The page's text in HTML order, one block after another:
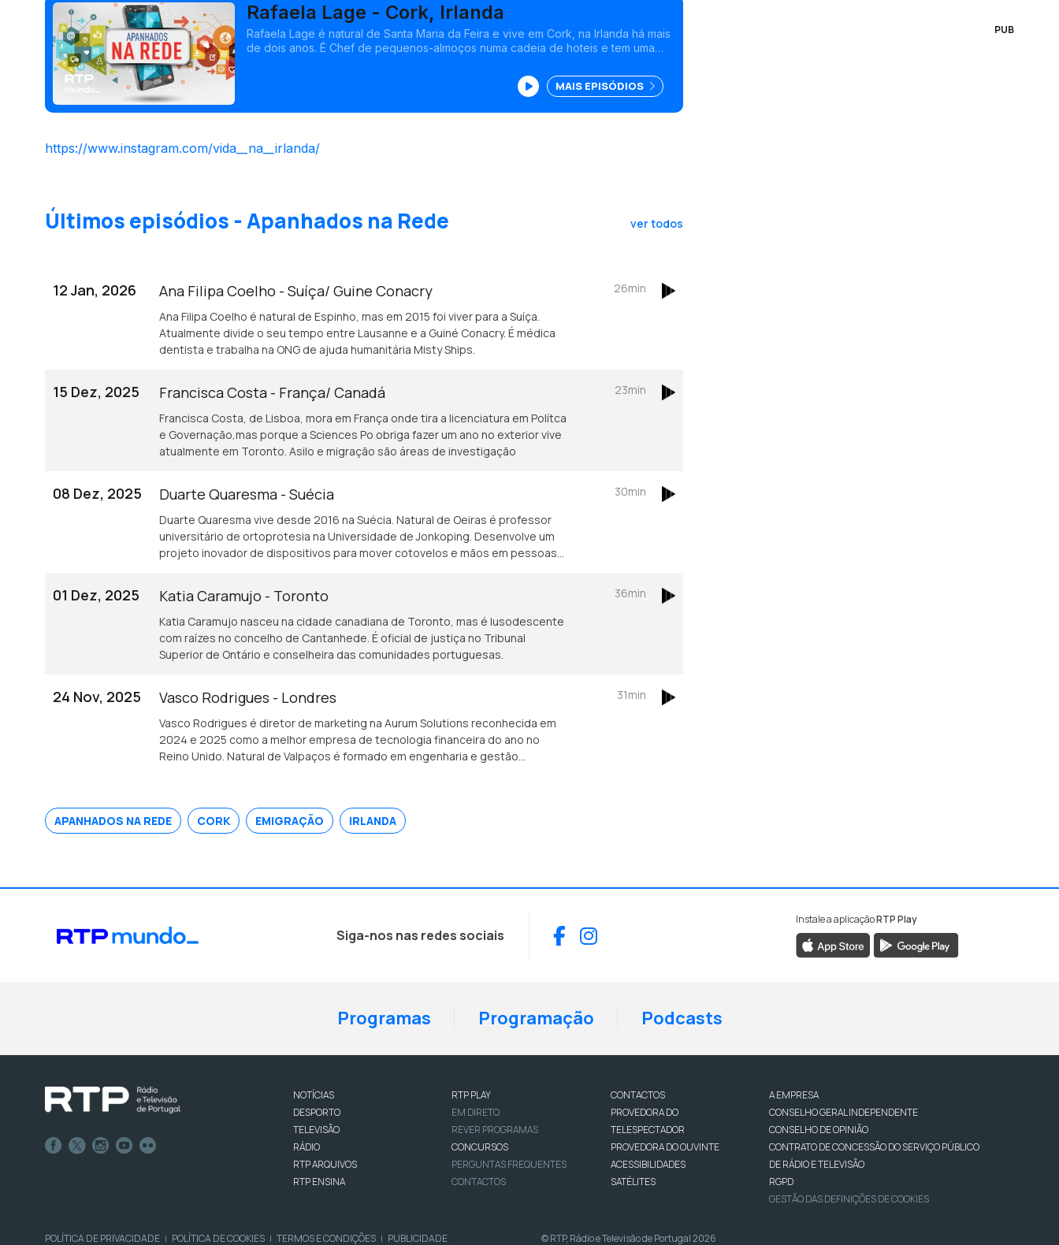
Rafaela Lage - Cork, Irlanda
Rafaela Lage é natural de Santa Maria da Feira e vive em Cork, na Irlanda há mais
de dois anos. É Chef de pequenos-almoços numa cadeia de hoteis e tem uma
MAIS EPISÓDIOS
https://www.instagram.com/vida__na__irlanda/
Últimos episódios - Apanhados na Rede ver todos
12 Jan, 2026 Ana Filipa Coelho - Suíça/ Guine Conacry
Ana Filipa Coelho é natural de Espinho, mas em 2015 foi viver para a Suíça.
Atualmente divide o seu tempo entre Lausanne e a Guiné Conacry. É médica
dentista e trabalha na ONG de ajuda humanitária Misty Ships.
26min
15 Dez, 2025 Francisca Costa - França/ Canadá
Francisca Costa, de Lisboa, mora em França onde tira a licenciatura em Polítca
e Governação,mas porque a Sciences Po obriga fazer um ano no exterior vive
atualmente em Toronto. Asilo e migração são áreas de investigação
23min
08 Dez, 2025 Duarte Quaresma - Suécia
Duarte Quaresma vive desde 2016 na Suécia. Natural de Oeiras é professor
universitário de ortoprotesia na Universidade de Jonkoping. Desenvolve um
projeto inovador de dispositivos para mover cotovelos e mãos em pessoas
30min
01 Dez, 2025 Katia Caramujo - Toronto
Katia Caramujo nasceu na cidade canadiana de Toronto, mas é lusodescente
com raízes no concelho de Cantanhede. É oficial de justiça no Tribunal
Superior de Ontário e conselheira das comunidades portuguesas.
36min
24 Nov, 2025 Vasco Rodrigues - Londres
Vasco Rodrigues é diretor de marketing na Aurum Solutions reconhecida em
2024 e 2025 como a melhor empresa de tecnologia financeira do ano no
Reino Unido. Natural de Valpaços é formado em engenharia e gestão
31min
APANHADOS NA REDE CORK EMIGRAÇÃO IRLANDA
PUB
Siga-nos nas redes sociais Facebook
Instagram
Instale a aplicaçãoRTP Play
Programas Programação Podcasts
NOTÍCIAS
DESPORTO
TELEVISÃO
RÁDIO
RTP ARQUIVOS
RTP ENSINA
RTP PLAY
EM DIRETO
REVER PROGRAMAS
CONCURSOS
PERGUNTAS FREQUENTES
CONTACTOS
CONTACTOS
PROVEDORA DO
TELESPECTADOR
PROVEDORA DO OUVINTE
ACESSIBILIDADES
SATÉLITES
A EMPRESA
CONSELHO GERAL INDEPENDENTE
CONSELHO DE OPINIÃO
CONTRATO DE CONCESSÃO DO SERVIÇO PÚBLICO
DE RÁDIO E TELEVISÃO
RGPD
GESTÃO DAS DEFINIÇÕES DE COOKIES
POLÍTICA DE PRIVACIDADE | POLÍTICA DE COOKIES | TERMOS E CONDIÇÕES | PUBLICIDADE © RTP, Rádio e Televisão de Portugal 2026